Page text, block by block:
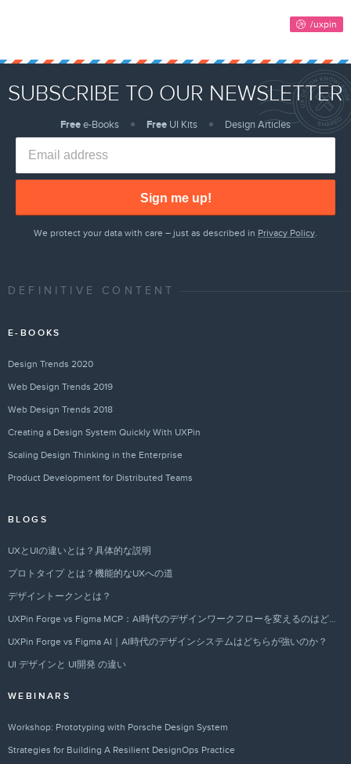
SUBSCRIBE TO OUR NEWSLETTER
Freee-Books Free UI Kits Design Articles
Sign me up!
We protect your data with care – just as described in Privacy Policy.
DEFINITIVE CONTENT
E-BOOKS
Design Trends 2020
Web Design Trends 2019
Web Design Trends 2018
Creating a Design System Quickly With UXPin
Scaling Design Thinking in the Enterprise
Product Development for Distributed Teams
BLOGS
UXとUIの違いとは？具体的な説明
プロトタイプ とは？機能的なUXへの道
デザイントークンとは？
UXPin Forge vs Figma MCP：AI時代のデザインワークフローを変えるのはどちらか？
UXPin Forge vs Figma AI｜AI時代のデザインシステムはどちらが強いのか？
UI デザインと UI開発 の違い
WEBINARS
Workshop: Prototyping with Porsche Design System
Strategies for Building A Resilient DesignOps Practice